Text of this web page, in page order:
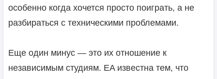
особенно когда хочется просто поиграть, а не
разбираться с техническими проблемами.
Еще один минус — это их отношение к
независимым студиям. EA известна тем, что